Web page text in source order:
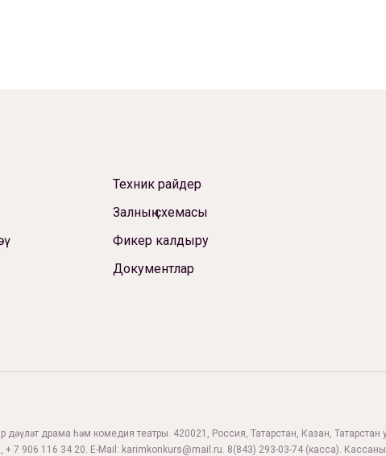
Техник райдер
Залның схемасы
Фикер калдыру
Документлар
драма һәм комедия театры. 420021, Россия, Татарстан, Казан, Татарстан
+ 7 906 116 34 20. E-Mail: karimkonkurs@mail.ru. 8(843) 293-03-74 (касса).